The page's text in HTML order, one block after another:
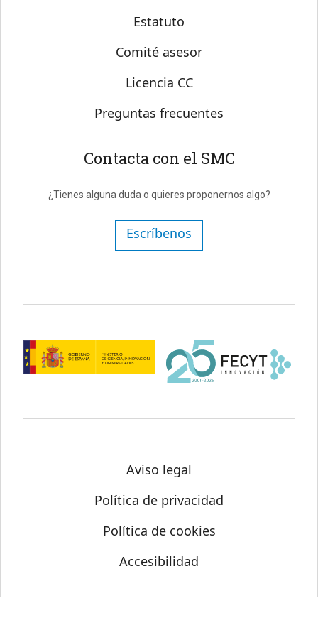
Estatuto
Comité asesor
Licencia CC
Preguntas frecuentes
Contacta con el SMC
¿Tienes alguna duda o quieres proponernos algo?
Escríbenos
Aviso legal
Política de privacidad
Política de cookies
Accesibilidad